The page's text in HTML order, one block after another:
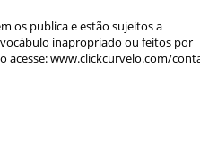
os publica e estão sujeitos a
inapropriado ou feitos por
acesse: www.clickcurvelo.com/